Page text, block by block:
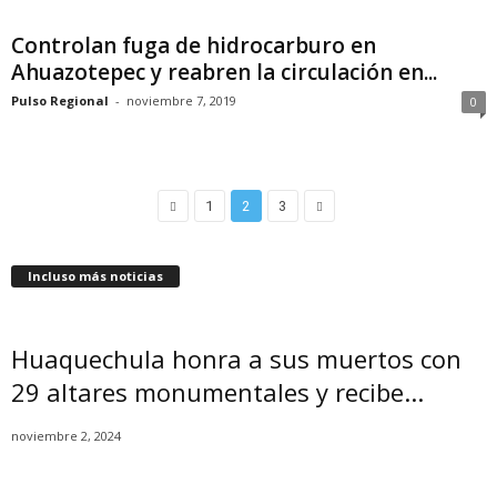
Controlan fuga de hidrocarburo en
Ahuazotepec y reabren la circulación en...
Pulso Regional - noviembre 7, 2019 0
1 2 3
Incluso más noticias
Huaquechula honra a sus muertos con
29 altares monumentales y recibe...
noviembre 2, 2024